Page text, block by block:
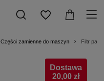
Części zamienne do maszyn Filtr
Dostawa
20,00 zł